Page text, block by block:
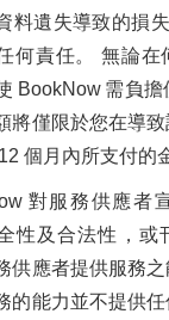
料遺失導致的損失
何責任。 無論在
BookNow 需負擔
將僅限於您在導
個月內所支付的
對服務供應者
性及合法性，或
供應者提供服務
的能力並不提供